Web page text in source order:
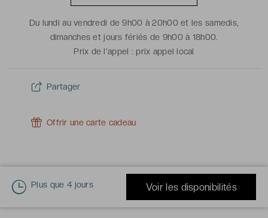
Du lundi au vendredi de 9h00 à 20h00 et les samedis,
dimanches et jours fériés de 9h00 à 18h00.
Prix de l'appel :prix appel local
Partager
Offrir une carte cadeau
Plus que 4 jours Voir les disponibilités